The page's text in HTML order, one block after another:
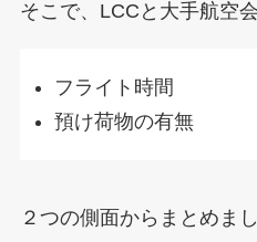
そこで、LCCと大手航空
フライト時間
預け荷物の有無
２つの側面からまとめまし